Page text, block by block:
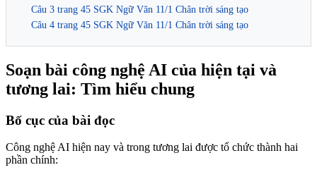
Câu 3 trang 45 SGK Ngữ Văn 11/1 Chân trời sáng tạo
Câu 4 trang 45 SGK Ngữ Văn 11/1 Chân trời sáng tạo
Soạn bài công nghệ AI của hiện tại và
tương lai: Tìm hiểu chung
Bố cục của bài đọc
Công nghệ AI hiện nay và trong tương lai được tổ chức thành hai
phần chính: